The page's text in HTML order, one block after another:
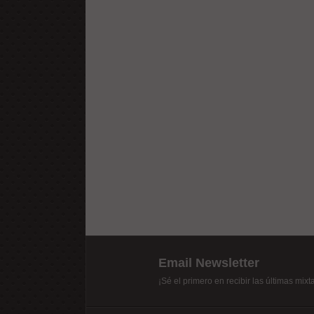
Email Newsletter
¡Sé el primero en recibir las últimas